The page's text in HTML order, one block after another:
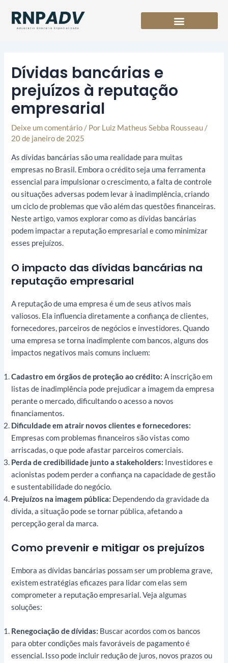
Dívidas bancárias e
prejuízos à reputação
empresarial
Deixe um comentário / Por Luiz Matheus Sebba Rousseau /
20 de janeiro de 2025
As dívidas bancárias são uma realidade para muitas
empresas no Brasil. Embora o crédito seja uma ferramenta
essencial para impulsionar o crescimento, a falta de controle
ou situações adversas podem levar à inadimplência, criando
um ciclo de problemas que vão além das questões financeiras.
Neste artigo, vamos explorar como as dívidas bancárias
podem impactar a reputação empresarial e como minimizar
esses prejuízos.
O impacto das dívidas bancárias na
reputação empresarial
A reputação de uma empresa é um de seus ativos mais
valiosos. Ela influencia diretamente a confiança de clientes,
fornecedores, parceiros de negócios e investidores. Quando
uma empresa se torna inadimplente com bancos, alguns dos
impactos negativos mais comuns incluem:
Cadastro em órgãos de proteção ao crédito: A inscrição em
listas de inadimplência pode prejudicar a imagem da empresa
perante o mercado, dificultando o acesso a novos
financiamentos.
Dificuldade em atrair novos clientes e fornecedores:
Empresas com problemas financeiros são vistas como
arriscadas, o que pode afastar parceiros comerciais.
Perda de credibilidade junto a stakeholders: Investidores e
acionistas podem perder a confiança na capacidade de gestão
e sustentabilidade do negócio.
Prejuízos na imagem pública: Dependendo da gravidade da
dívida, a situação pode se tornar pública, afetando a
percepção geral da marca.
Como prevenir e mitigar os prejuízos
Embora as dívidas bancárias possam ser um problema grave,
existem estratégias eficazes para lidar com elas sem
comprometer a reputação empresarial. Veja algumas
soluções:
Renegociação de dívidas: Buscar acordos com os bancos
para obter condições mais favoráveis de pagamento é
essencial. Isso pode incluir redução de juros, novos prazos ou